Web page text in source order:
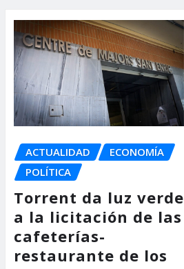
ACTUALIDAD
ECONOMÍA
POLÍTICA
Torrent da luz verde
a la licitación de las
cafeterías-
restaurante de los